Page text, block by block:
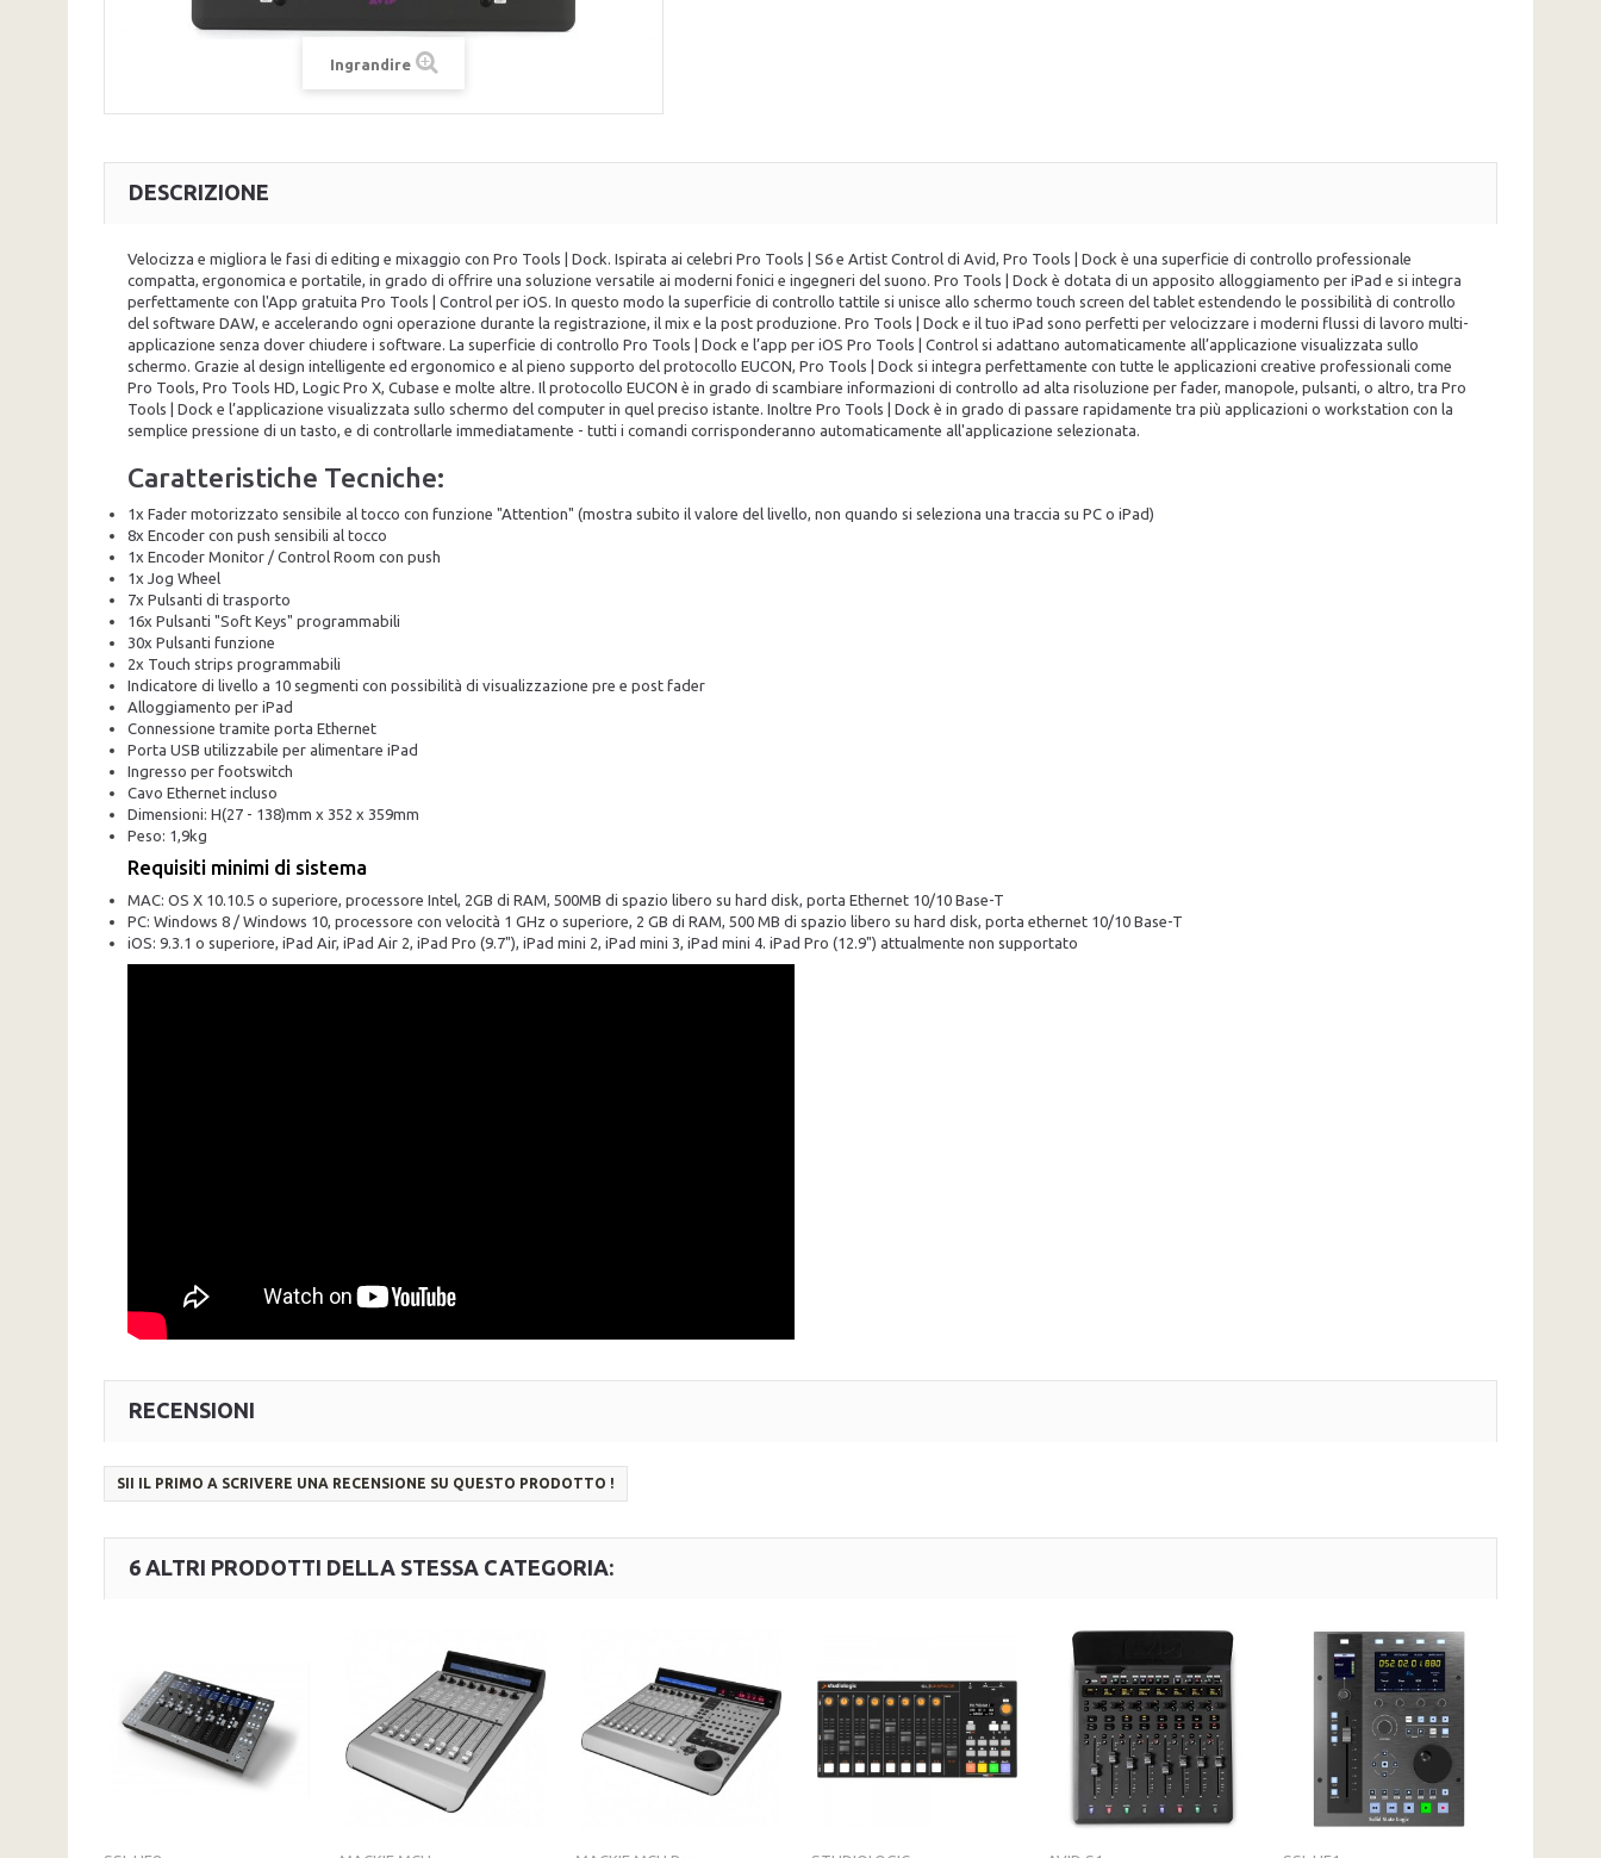
Ingrandire
DESCRIZIONE
Velocizza e migliora le fasi di editing e mixaggio con Pro Tools | Dock. Ispirata ai celebri Pro Tools | S6 e Artist Control di Avid, Pro Tools | Dock è una superficie di controllo professionale
compatta, ergonomica e portatile, in grado di offrire una soluzione versatile ai moderni fonici e ingegneri del suono. Pro Tools | Dock è dotata di un apposito alloggiamento per iPad e si integra
perfettamente con l'App gratuita Pro Tools | Control per iOS. In questo modo la superficie di controllo tattile si unisce allo schermo touch screen del tablet estendendo le possibilità di controllo
del software DAW, e accelerando ogni operazione durante la registrazione, il mix e la post produzione. Pro Tools | Dock e il tuo iPad sono perfetti per velocizzare i moderni flussi di lavoro multi-
applicazione senza dover chiudere i software. La superficie di controllo Pro Tools | Dock e l’app per iOS Pro Tools | Control si adattano automaticamente all’applicazione visualizzata sullo
schermo. Grazie al design intelligente ed ergonomico e al pieno supporto del protocollo EUCON, Pro Tools | Dock si integra perfettamente con tutte le applicazioni creative professionali come
Pro Tools, Pro Tools HD, Logic Pro X, Cubase e molte altre. Il protocollo EUCON è in grado di scambiare informazioni di controllo ad alta risoluzione per fader, manopole, pulsanti, o altro, tra Pro
Tools | Dock e l’applicazione visualizzata sullo schermo del computer in quel preciso istante. Inoltre Pro Tools | Dock è in grado di passare rapidamente tra più applicazioni o workstation con la
semplice pressione di un tasto, e di controllarle immediatamente - tutti i comandi corrisponderanno automaticamente all'applicazione selezionata.
Caratteristiche Tecniche:
1x Fader motorizzato sensibile al tocco con funzione "Attention" (mostra subito il valore del livello, non quando si seleziona una traccia su PC o iPad)
8x Encoder con push sensibili al tocco
1x Encoder Monitor / Control Room con push
1x Jog Wheel
7x Pulsanti di trasporto
16x Pulsanti "Soft Keys" programmabili
30x Pulsanti funzione
2x Touch strips programmabili
Indicatore di livello a 10 segmenti con possibilità di visualizzazione pre e post fader
Alloggiamento per iPad
Connessione tramite porta Ethernet
Porta USB utilizzabile per alimentare iPad
Ingresso per footswitch
Cavo Ethernet incluso
Dimensioni: H(27 - 138)mm x 352 x 359mm
Peso: 1,9kg
Requisiti minimi di sistema
MAC: OS X 10.10.5 o superiore, processore Intel, 2GB di RAM, 500MB di spazio libero su hard disk, porta Ethernet 10/10 Base-T
PC: Windows 8 / Windows 10, processore con velocità 1 GHz o superiore, 2 GB di RAM, 500 MB di spazio libero su hard disk, porta ethernet 10/10 Base-T
iOS: 9.3.1 o superiore, iPad Air, iPad Air 2, iPad Pro (9.7"), iPad mini 2, iPad mini 3, iPad mini 4. iPad Pro (12.9") attualmente non supportato
RECENSIONI
SII IL PRIMO A SCRIVERE UNA RECENSIONE SU QUESTO PRODOTTO !
6 ALTRI PRODOTTI DELLA STESSA CATEGORIA: